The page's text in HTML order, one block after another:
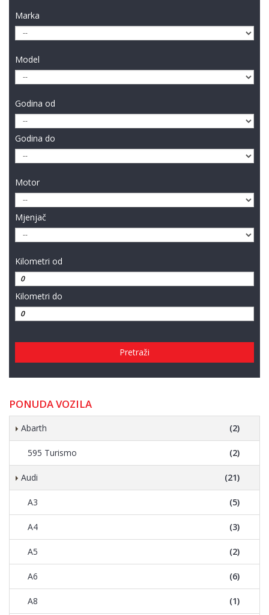
Marka
Model
Godina od
Godina do
Motor
Mjenjač
Kilometri od
Kilometri do
Pretraži
PONUDA VOZILA
Abarth (2)
595 Turismo (2)
Audi (21)
A3 (5)
A4 (3)
A5 (2)
A6 (6)
A8 (1)